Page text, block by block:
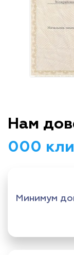
Нам
000
Минимум